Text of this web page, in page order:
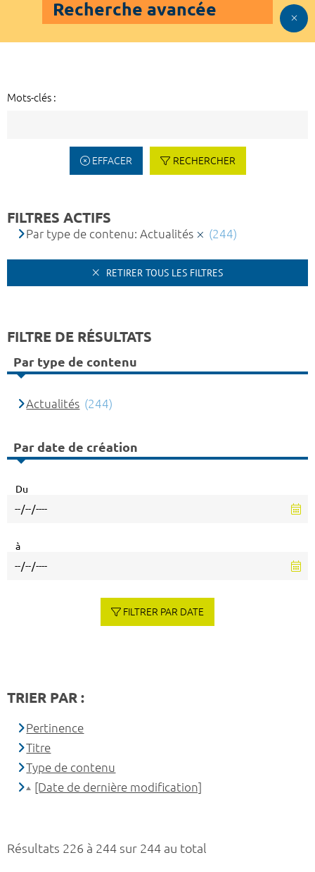
Recherche avancée
Mots-clés :
EFFACER RECHERCHER
Résultats 226 à 244 sur 244 au total
FILTRES ACTIFS
Par type de contenu: Actualités (244)
RETIRER TOUS LES FILTRES
FILTRE DE RÉSULTATS
Par type de contenu
Actualités (244)
Par date de création
Du
à
FILTRER PAR DATE
TRIER PAR :
Pertinence
Titre
Type de contenu
[Date de dernière modification]